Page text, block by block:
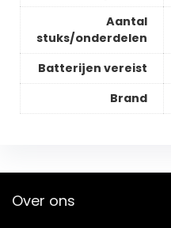
Aantal
stuks/onderdelen
Batterijen vereist
Brand
Over ons